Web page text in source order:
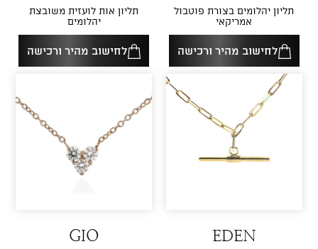
תליון יהלומים בצורת פוטבול
אמריקאי
לחישוב מהיר ורכישה
תליון אות לועזית משובצת
יהלומים
לחישוב מהיר ורכישה
EDEN
GIO